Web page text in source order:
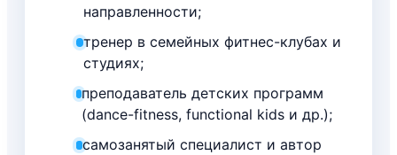
направленности;
тренер в семейных фитнес-клубах и
студиях;
преподаватель детских программ
(dance-fitness, functional kids и др.);
самозанятый специалист и автор